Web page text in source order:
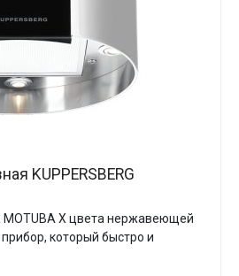
KUPPERSBERG
X цвета нержавеющей
который быстро и